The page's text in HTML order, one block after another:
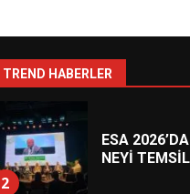
TREND HABERLER
1
HAREKETE
2
ESA
NEYİ